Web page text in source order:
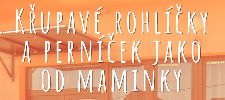
Křupavé rohlíčky
a perníček jako
od maminky